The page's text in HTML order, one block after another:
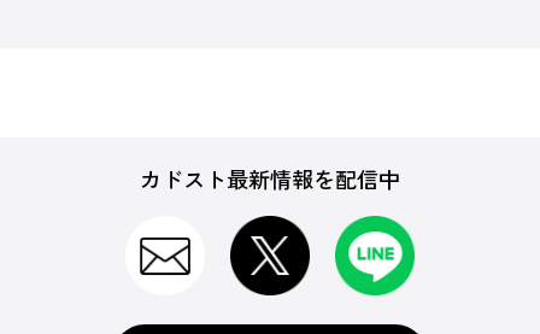
カドスト最新情報を配信中